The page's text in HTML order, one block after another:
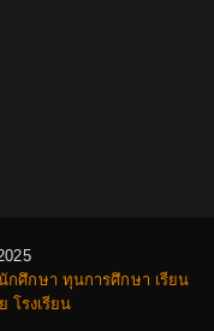
กศึกษา ทุนการศึกษา เรียน
โรงเรียน